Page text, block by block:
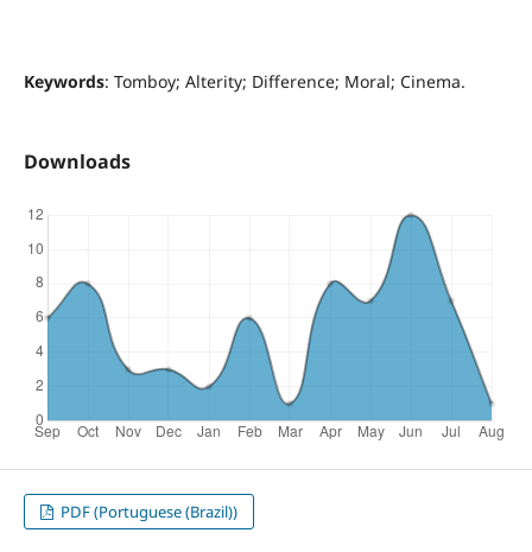
Keywords: Tomboy; Alterity; Difference; Moral; Cinema.
Downloads
PDF (Portuguese (Brazil))